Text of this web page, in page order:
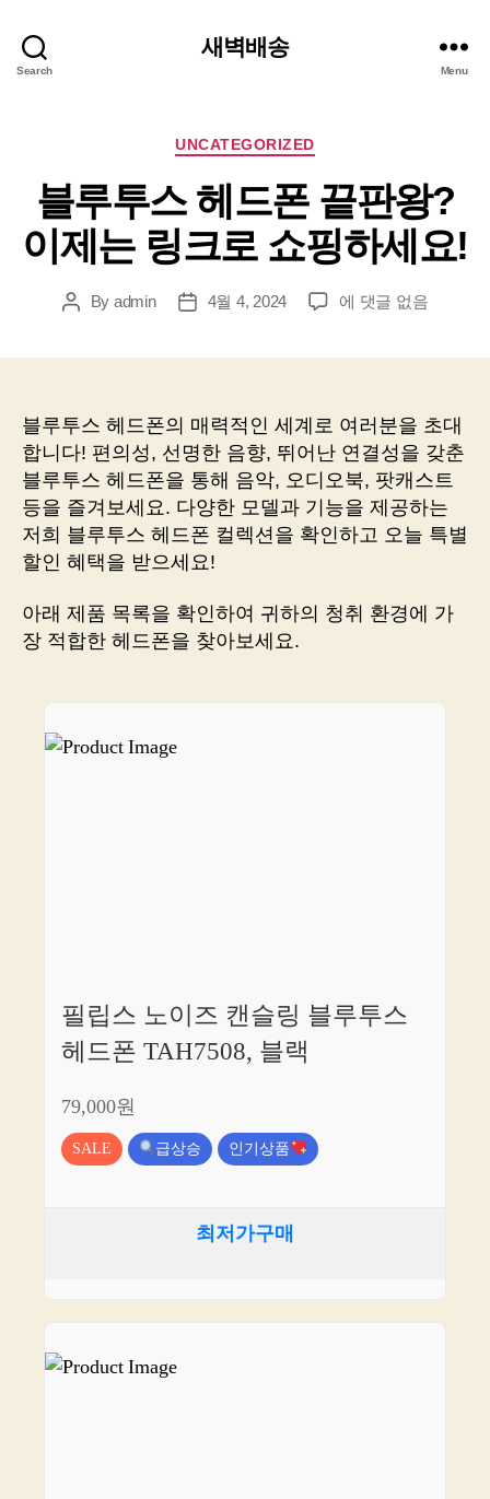
Search
새벽배송
Menu
Categories
UNCATEGORIZED
블루투스 헤드폰 끝판왕?
이제는 링크로 쇼핑하세요!
PostBy admin
Post4월 4, 2024
블
드
폰
끝
판
왕?
이
링
에 댓글 없음
블루투스 헤드폰의 매력적인 세계로 여러분을 초대
합니다! 편의성, 선명한 음향, 뛰어난 연결성을 갖춘
블루투스 헤드폰을 통해 음악, 오디오북, 팟캐스트
등을 즐겨보세요. 다양한 모델과 기능을 제공하는
저희 블루투스 헤드폰 컬렉션을 확인하고 오늘 특별
할인 혜택을 받으세요!
아래 제품 목록을 확인하여 귀하의 청취 환경에 가
장 적합한 헤드폰을 찾아보세요.
필립스 노이즈 캔슬링 블루투스
헤드폰 TAH7508, 블랙
79,000원
SALE 급상승 인기상품
최저가구매